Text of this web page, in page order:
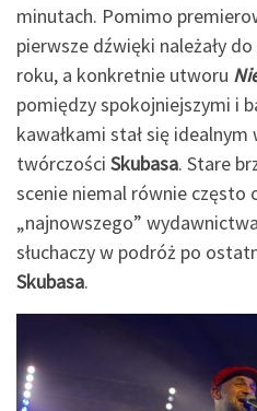
minutach. Pomimo
pierwsze dźwięki należały
roku, a konkretnie utworu
pomiędzy spokojniejszymi i
kawałkami stał się
twórczości Skubasa. Stare
scenie niemal równie często
„najnowszego”
słuchaczy w podróż po
Skubasa.